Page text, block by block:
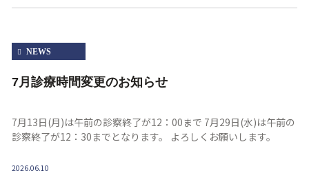
NEWS
7月診療時間変更のお知らせ
7月13日(月)は午前の診察終了が12：00まで 7月29日(水)は午前の
診察終了が12：30までとなります。 よろしくお願いします。
2026.06.10